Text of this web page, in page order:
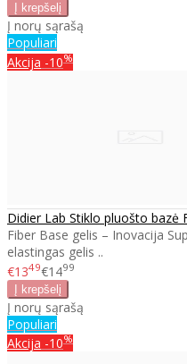
Į norų sąrašą
Populiari
Akcija -10%
Didier Lab Stiklo pluošto bazė
Fiber Base gelis – Inovacija
elastingas gelis ..
€1349€1499
Į norų sąrašą
Populiari
Akcija -10%